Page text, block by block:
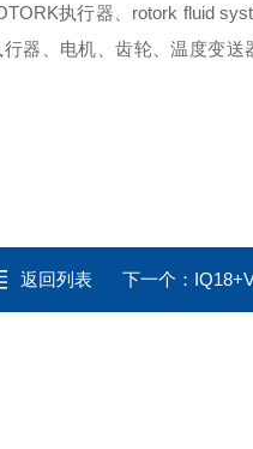
执行器、rotork fluid
器、电机、齿轮、温度变
返回列表 下一个：